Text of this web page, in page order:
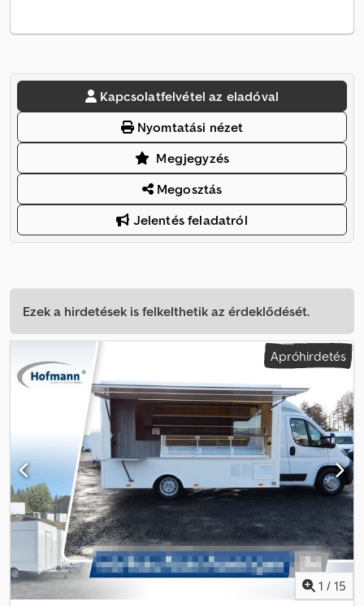
Kapcsolatfelvétel az eladóval
Nyomtatási nézet
Megjegyzés
Megosztás
Jelentés feladatról
Ezek a hirdetések is felkelthetik az érdeklődését.
Apróhirdetés
1 / 15